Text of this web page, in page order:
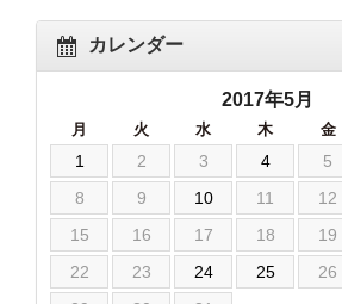
カレンダー
2017年5月
月 火 水 木 金
1 2 3 4 5
8
9 10 11 12
15
16 17 18 19
22
23 24 25 26